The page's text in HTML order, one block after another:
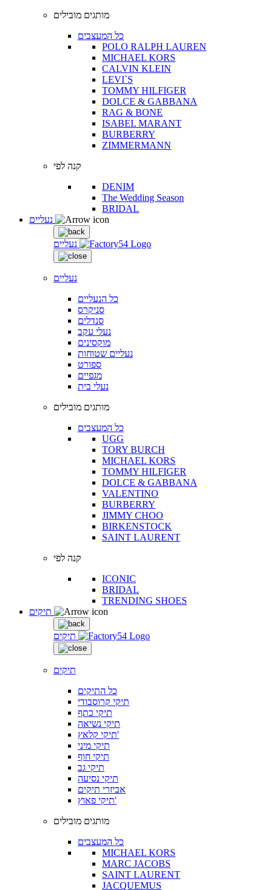
מותגים מובילים
כל המעצבים
POLO RALPH LAUREN
MICHAEL KORS
CALVIN KLEIN
LEVI`S
TOMMY HILFIGER
DOLCE & GABBANA
RAG & BONE
ISABEL MARANT
BURBERRY
ZIMMERMANN
קנה לפי
DENIM
The Wedding Season
BRIDAL
נעליים
נעליים
כל הנעליים
סניקרס
סנדלים
נעלי עקב
מוקסינים
נעליים שטוחות
ספורט
מגפיים
נעלי בית
מותגים מובילים
כל המעצבים
UGG
TORY BURCH
MICHAEL KORS
TOMMY HILFIGER
DOLCE & GABBANA
VALENTINO
BURBERRY
JIMMY CHOO
BIRKENSTOCK
SAINT LAURENT
קנה לפי
ICONIC
BRIDAL
TRENDING SHOES
תיקים
תיקים
כל התיקים
תיקי קרוסבודי
תיקי כתף
תיקי נשיאה
תיקי קלאץ'
תיקי מיני
תיקי חוף
תיקי גב
תיקי נסיעה
אביזרי תיקים
תיקי פאוץ'
מותגים מובילים
כל המעצבים
MICHAEL KORS
MARC JACOBS
SAINT LAURENT
JACQUEMUS